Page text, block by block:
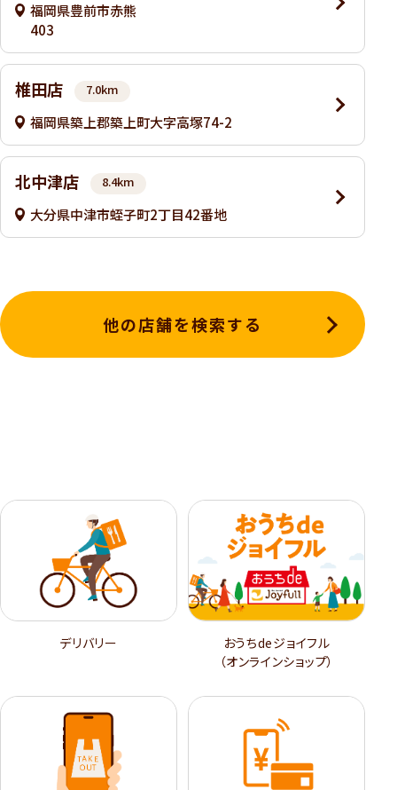
福岡県豊前市赤熊
403
椎田店 7.0km
福岡県築上郡築上町大字高塚74-2
北中津店 8.4km
大分県中津市蛭子町2丁目42番地
他の店舗を検索する
デリバリー
おうちdeジョイフル
（オンラインショップ）